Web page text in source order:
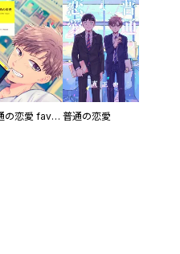
普通の恋愛 favorite reason 普通の恋愛